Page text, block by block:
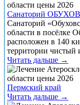
Санаторий
Санаторий
области в посёлке
расположен в 140
территории чистый
Читать дальше →
Пермский край
Читать дальше →